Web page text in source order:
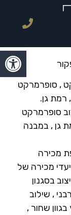
פתח
, סופרמרקט
סופרמרקט
גן , במבנה
מכירה
מכירה של
בסגנון
, שילוב
שחור ,